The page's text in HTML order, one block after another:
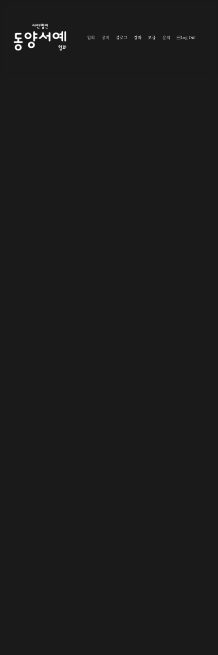
입회 공지 블로그 강좌 모금 문의 Log Out